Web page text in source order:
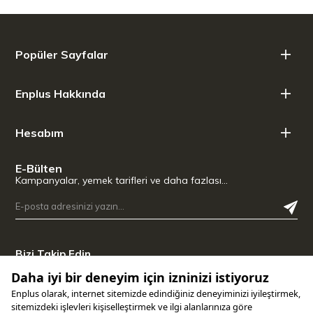
Popüler Sayfalar
Enplus Hakkında
Hesabım
E-Bülten
Kampanyalar, yemek tarifleri ve daha fazlası…
Bizi Takip Edin